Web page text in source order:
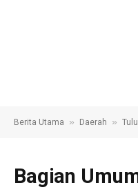
Berita Utama » Daerah »
Bagian